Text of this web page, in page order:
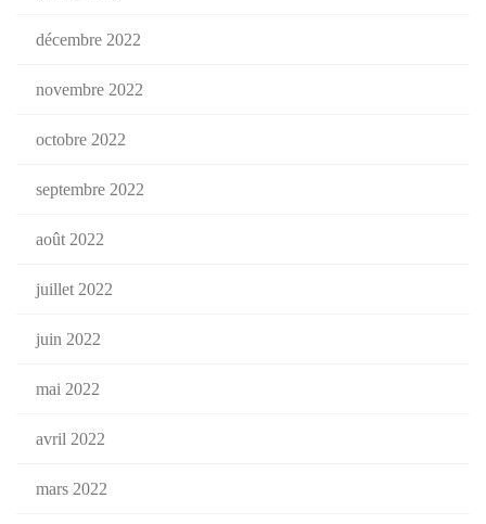
décembre 2022
novembre 2022
octobre 2022
septembre 2022
août 2022
juillet 2022
juin 2022
mai 2022
avril 2022
mars 2022